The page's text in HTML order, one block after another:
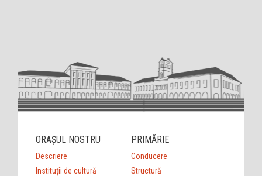
ORAȘUL NOSTRU
Descriere
Instituții de cultură
PRIMĂRIE
Conducere
Structură